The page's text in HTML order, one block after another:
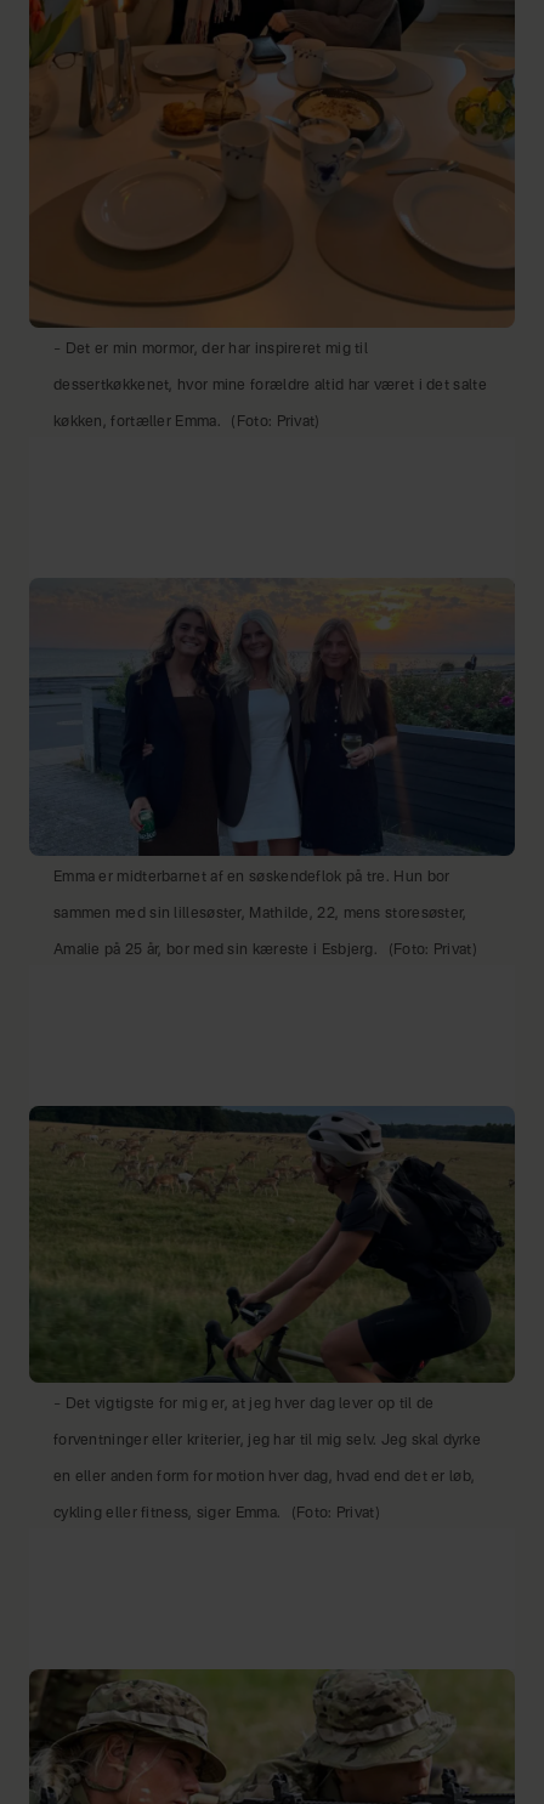
– Det er min mormor, der har inspireret mig til
dessertkøkkenet, hvor mine forældre altid har været i det salte
køkken, fortæller Emma. (Foto: Privat)
Emma er midterbarnet af en søskendeflok på tre. Hun bor
sammen med sin lillesøster, Mathilde, 22, mens storesøster,
Amalie på 25 år, bor med sin kæreste i Esbjerg. (Foto: Privat)
– Det vigtigste for mig er, at jeg hver dag lever op til de
forventninger eller kriterier, jeg har til mig selv. Jeg skal dyrke
en eller anden form for motion hver dag, hvad end det er løb,
cykling eller fitness, siger Emma. (Foto: Privat)